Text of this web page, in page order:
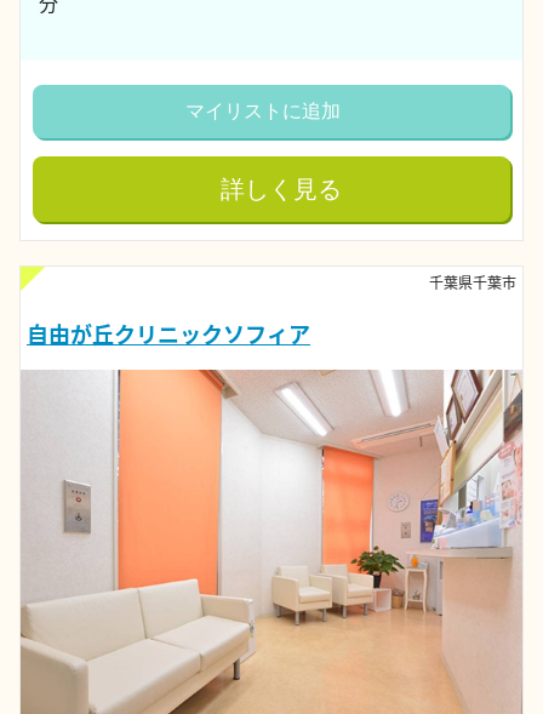
マイリストに追加
詳しく見る
千葉県千葉市
自由が丘クリニックソフィア